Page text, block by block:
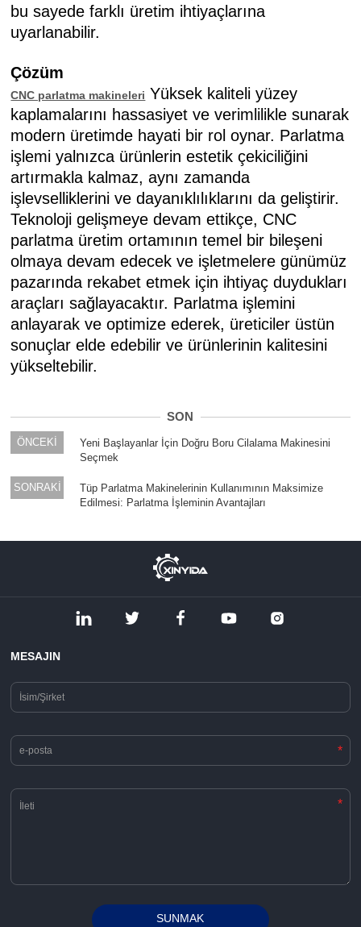
bu sayede farklı üretim ihtiyaçlarına
uyarlanabilir.
Çözüm
CNC parlatma makineleri Yüksek kaliteli yüzey
kaplamalarını hassasiyet ve verimlilikle sunarak
modern üretimde hayati bir rol oynar. Parlatma
işlemi yalnızca ürünlerin estetik çekiciliğini
artırmakla kalmaz, aynı zamanda
işlevselliklerini ve dayanıklılıklarını da geliştirir.
Teknoloji gelişmeye devam ettikçe, CNC
parlatma üretim ortamının temel bir bileşeni
olmaya devam edecek ve işletmelere günümüz
pazarında rekabet etmek için ihtiyaç duydukları
araçları sağlayacaktır. Parlatma işlemini
anlayarak ve optimize ederek, üreticiler üstün
sonuçlar elde edebilir ve ürünlerinin kalitesini
yükseltebilir.
SON
ÖNCEKİ
Yeni Başlayanlar İçin Doğru Boru Cilalama Makinesini
Seçmek
SONRAKİ
Tüp Parlatma Makinelerinin Kullanımının Maksimize
Edilmesi: Parlatma İşleminin Avantajları
MESAJIN
*
*
SUNMAK